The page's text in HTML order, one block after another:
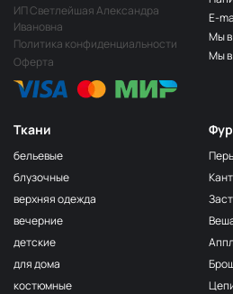
Ткани
бельевые
блузочные
верхняя одежда
вечерние
детские
для дома
костюмные
ИП Светлейшая Александра
Ивановна
Политика конфиденциальности
Оферта
E-
Мы в
Мы